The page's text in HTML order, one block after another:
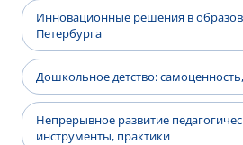
Инновационные решения в
Петербурга
Дошкольное детство:
Непрерывное развитие
инструменты, практики